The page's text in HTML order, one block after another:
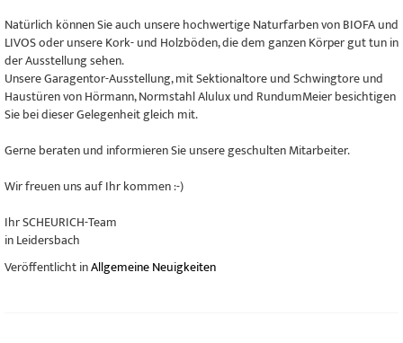
Natürlich können Sie auch unsere hochwertige Naturfarben von BIOFA und
LIVOS oder unsere Kork- und Holzböden, die dem ganzen Körper gut tun in
der Ausstellung sehen.
Unsere Garagentor-Ausstellung, mit Sektionaltore und Schwingtore und
Haustüren von Hörmann, Normstahl Alulux und RundumMeier besichtigen
Sie bei dieser Gelegenheit gleich mit.
Gerne beraten und informieren Sie unsere geschulten Mitarbeiter.
Wir freuen uns auf Ihr kommen :-)
Ihr SCHEURICH-Team
in Leidersbach
Veröffentlicht inAllgemeine Neuigkeiten